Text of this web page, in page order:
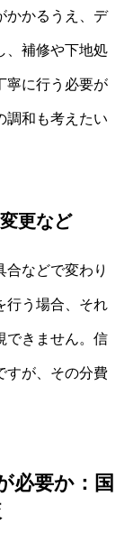
かかるうえ、デ
、補修や下地処
寧に行う必要が
調和も考えたい
更など
合などで変わり
行う場合、それ
できません。信
すが、その分費
必要か：国